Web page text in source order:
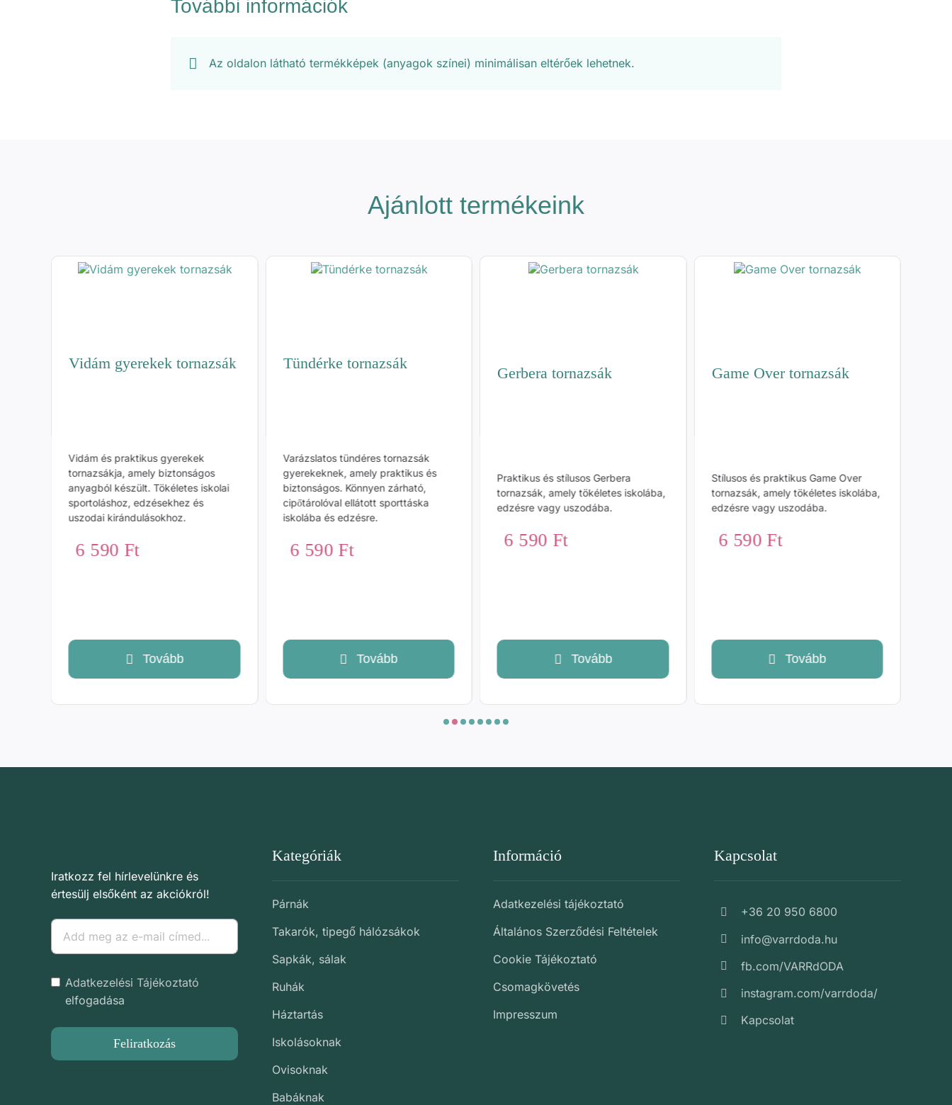
További információk
Az oldalon látható termékképek (anyagok színei) minimálisan eltérőek lehetnek.
Ajánlott termékeink
Vidám gyerekek tornazsák
Vidám és praktikus gyerekek
tornazsákja, amely biztonságos
anyagból készült. Tökéletes iskolai
sportoláshoz, edzésekhez és
uszodai kirándulásokhoz.
6 590 Ft
Tovább
Tündérke tornazsák
Varázslatos tündéres tornazsák
gyerekeknek, amely praktikus és
biztonságos. Könnyen zárható,
cipőtárolóval ellátott sporttáska
iskolába és edzésre.
6 590 Ft
Tovább
Gerbera tornazsák
Praktikus és stílusos Gerbera
tornazsák, amely tökéletes iskolába,
edzésre vagy uszodába.
6 590 Ft
Tovább
Game Over tornazsák
Stílusos és praktikus Game Over
tornazsák, amely tökéletes iskolába,
edzésre vagy uszodába.
6 590 Ft
Tovább
Iratkozz fel hírlevelünkre és
értesülj elsőként az akciókról!
Adatkezelési Tájékoztató
elfogadása
Feliratkozás
Kategóriák
Párnák
Takarók, tipegő hálózsákok
Sapkák, sálak
Ruhák
Háztartás
Iskolásoknak
Ovisoknak
Babáknak
Információ
Adatkezelési tájékoztató
Általános Szerződési Feltételek
Cookie Tájékoztató
Csomagkövetés
Impresszum
Kapcsolat
+36 20 950 6800
info@varrdoda.hu
fb.com/VARRdODA
instagram.com/varrdoda/
Kapcsolat